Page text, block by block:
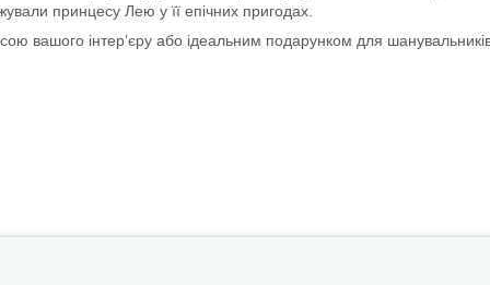
принцесу Лею у її епічних пригодах.
вашого інтер’єру або ідеальним подарунком для